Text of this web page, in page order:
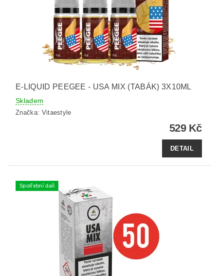
E-LIQUID PEEGEE - USA MIX (TABÁK) 3X10ML
Skladem
Značka: Vitaestyle
529 Kč
DETAIL
Spotřební daň